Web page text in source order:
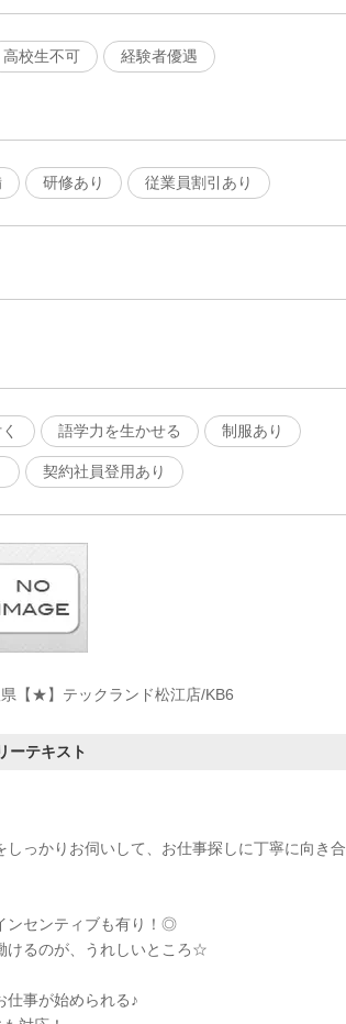
高校生不可 経験者優遇
研修あり 従業員割引あり
語学力を生かせる 制服あり
契約社員登用あり
【★】テックランド松江店/KB6
ーテキスト
っかりお伺いして、お仕事探しに丁寧に向き合
ンセンティブも有り！◎
けるのが、うれしいところ☆
事が始められる♪